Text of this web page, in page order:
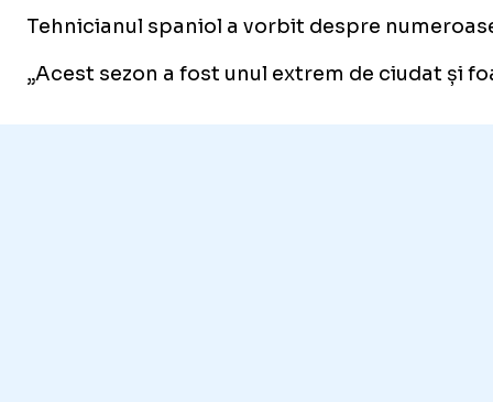
Tehnicianul spaniol a vorbit despre
„Acest sezon a fost unul extrem de ciudat și